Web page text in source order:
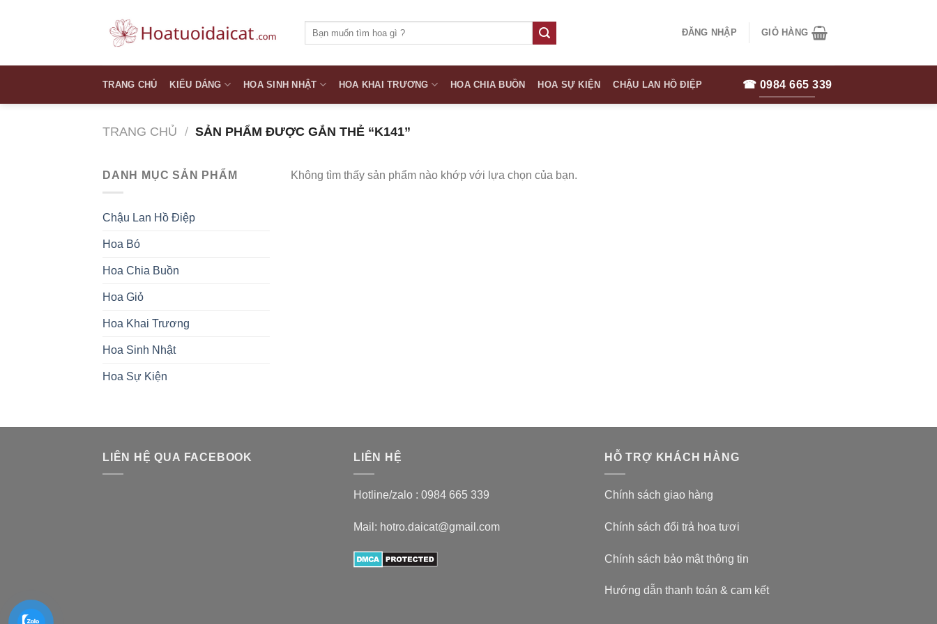
kiếm:
ĐĂNG NHẬP GIỎ HÀNG
TRANG CHỦ KIỂU DÁNG HOA SINH NHẬT HOA KHAI TRƯƠNG HOA CHIA BUỒN HOA SỰ KIỆN CHẬU LAN HỒ ĐIỆP ☎ 0984 665 339
TRANG CHỦ / SẢN PHẨM ĐƯỢC GẮN THẺ “K141”
DANH MỤC SẢN PHẨM
Chậu Lan Hồ Điệp
Hoa Bó
Hoa Chia Buồn
Hoa Giỏ
Hoa Khai Trương
Hoa Sinh Nhật
Hoa Sự Kiện
Không tìm thấy sản phẩm nào khớp với lựa chọn của bạn.
LIÊN HỆ QUA FACEBOOK LIÊN HỆ
Hotline/zalo : 0984 665 339
Mail: hotro.daicat@gmail.com
HỖ TRỢ KHÁCH HÀNG
Chính sách giao hàng
Chính sách đổi trả hoa tươi
Chính sách bảo mật thông tin
Hướng dẫn thanh toán & cam kết